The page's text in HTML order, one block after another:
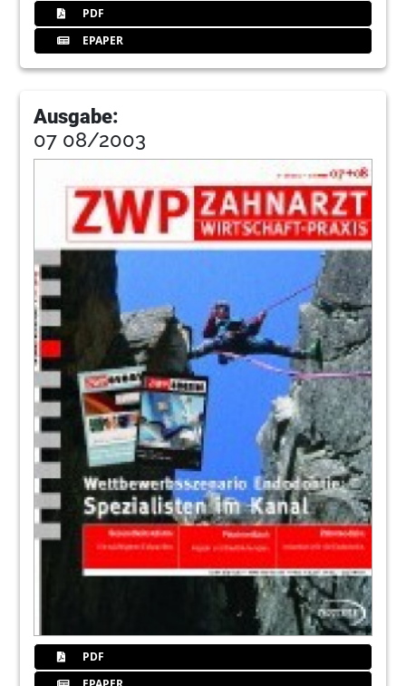
PDF
EPAPER
Ausgabe:
07 08/2003
PDF